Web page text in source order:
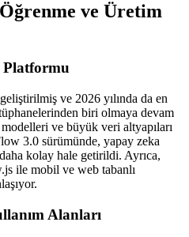
ve Üretim
Platformu
ve 2026 yılında da en
biri olmaya devam
ve büyük veri altyapıları
3.0 sürümünde, yapay zeka
kolay hale getirildi. Ayrıca,
ile mobil ve web tabanlı
Alanları